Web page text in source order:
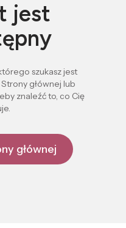
jest
szukasz jest
głównej lub
znaleźć to, co Cię
głównej